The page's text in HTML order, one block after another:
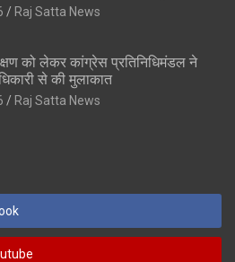
Raj Satta News
को लेकर कांग्रेस प्रतिनिधिमंडल ने
से की मुलाकात
Raj Satta News